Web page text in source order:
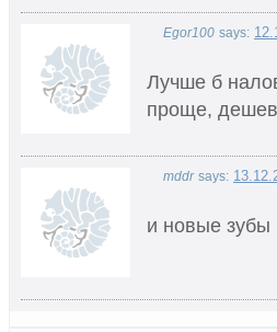
Egor100 says:
Лучше б
проще,
mddr says:
и новые зубы